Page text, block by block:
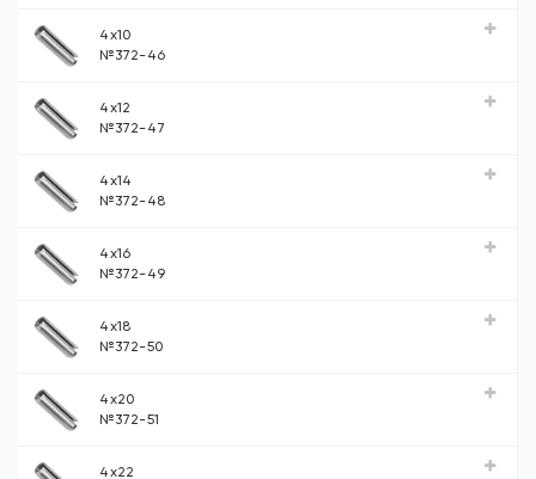
4x10
№372-46
4x12
№372-47
4x14
№372-48
4x16
№372-49
4x18
№372-50
4x20
№372-51
4x22